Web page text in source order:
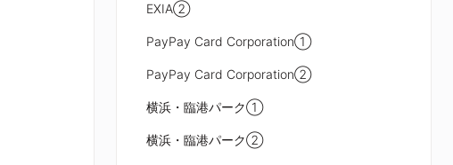
EXIA②
PayPay Card Corporation①
PayPay Card Corporation②
横浜・臨港パーク①
横浜・臨港パーク②